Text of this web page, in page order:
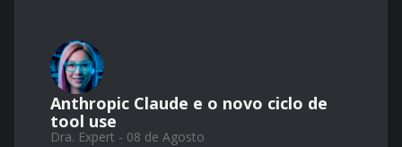
Anthropic Claude e o novo ciclo de
tool use
Dra. Expert - 08 de Agosto